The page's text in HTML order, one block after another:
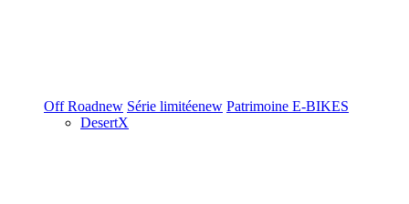
Off Roadnew Série limitéenew Patrimoine E-BIKES
DesertX